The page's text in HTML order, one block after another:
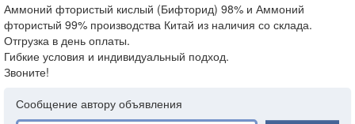
Аммоний фтористый кислый (Бифторид) 98% и Аммоний
фтористый 99% производства Китай из наличия со склада.
Отгрузка в день оплаты.
Гибкие условия и индивидуальный подход.
Звоните!
Сообщение автору объявления